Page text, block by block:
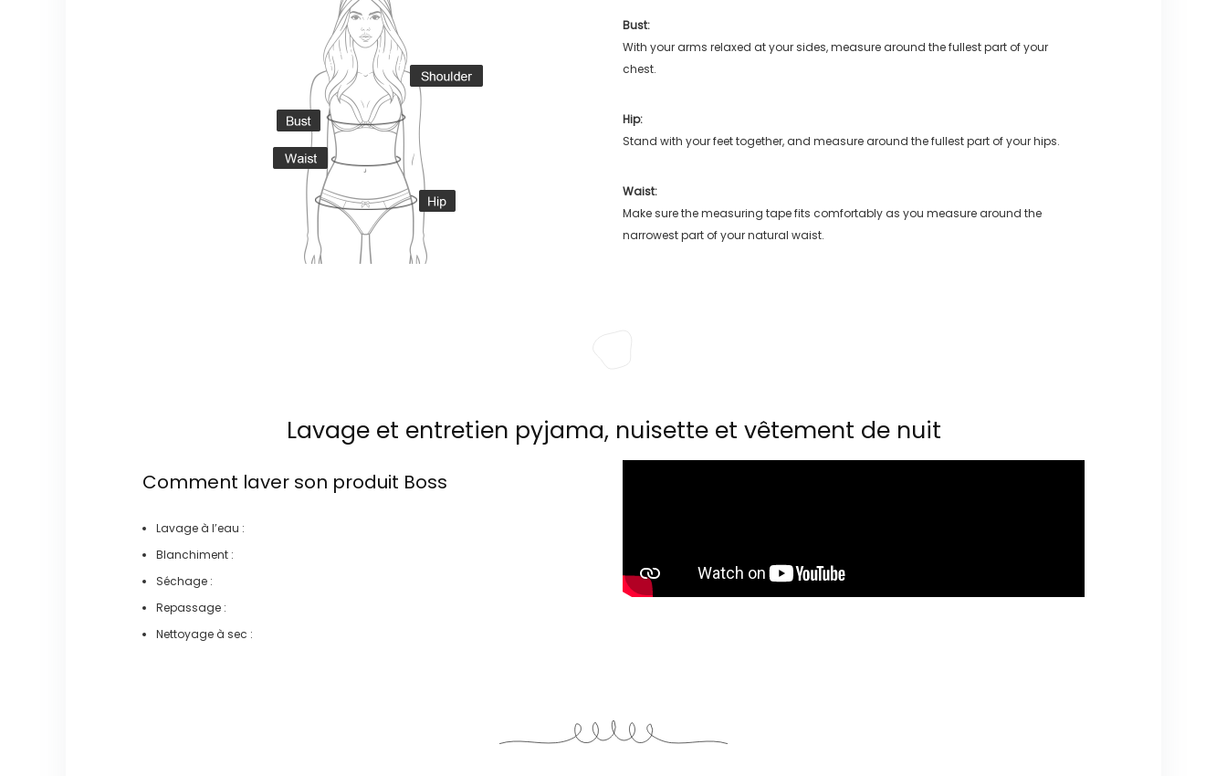
Bust:
With your arms relaxed at your sides, measure around the fullest part of your
chest.
Hip:
Stand with your feet together, and measure around the fullest part of your hips.
Waist:
Make sure the measuring tape fits comfortably as you measure around the
narrowest part of your natural waist.
Lavage et entretien pyjama, nuisette et vêtement de nuit
Comment laver son produit Boss
Lavage à l’eau :
Blanchiment :
Séchage :
Repassage :
Nettoyage à sec :